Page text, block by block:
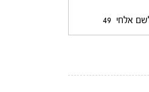
אלחי 49